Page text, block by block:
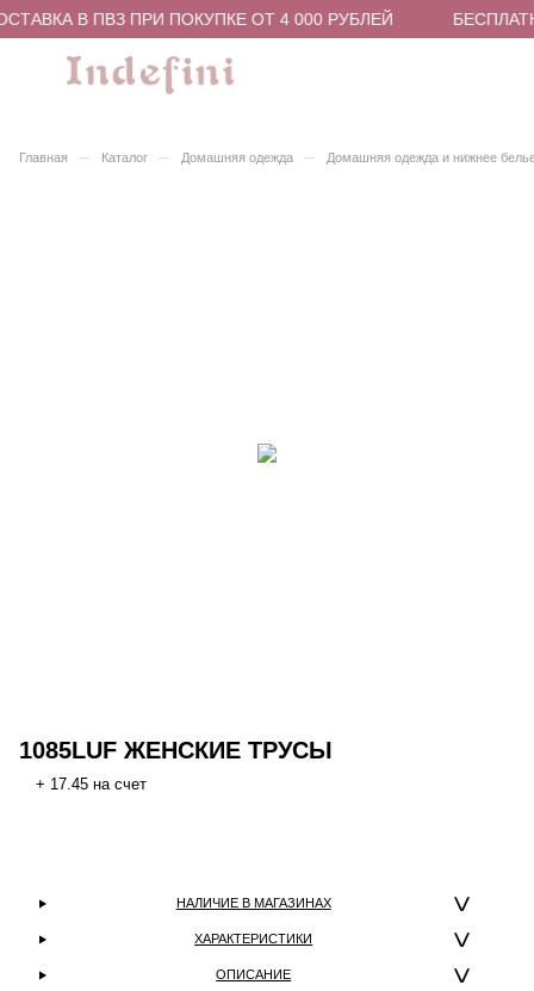
В ПВЗ ПРИ ПОКУПКЕ ОТ 4 000 РУБЛЕЙ
Главная – Каталог – Домашняя одежда – Домашняя одежда и нижнее
1085LUF ЖЕНСКИЕ ТРУСЫ
+ 17.45 на счет
НАЛИЧИЕ В МАГАЗИНАХ
ХАРАКТЕРИСТИКИ
ОПИСАНИЕ